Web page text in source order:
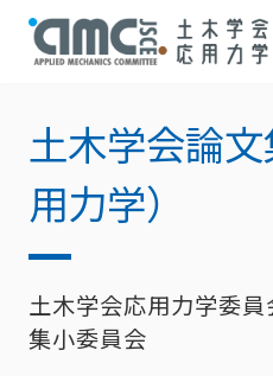
土木学会論
用力学）
土木学会応用力学委
集小委員会